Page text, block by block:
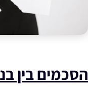
הסכמים בין